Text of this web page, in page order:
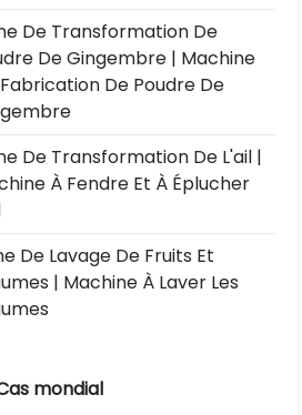
De Transformation De
De Gingembre | Machine
De Poudre De
De Transformation De L'ail |
À Fendre Et À Éplucher
De Lavage De Fruits Et
| Machine À Laver Les
mondial